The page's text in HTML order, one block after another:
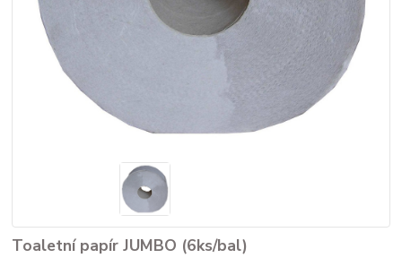
Toaletní papír JUMBO (6ks/bal)